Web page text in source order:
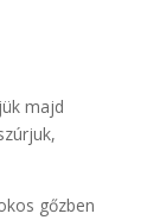
majd
gőzben